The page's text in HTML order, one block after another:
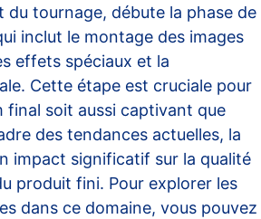
du tournage, débute la phase de
inclut le montage des images
effets spéciaux et la
Cette étape est cruciale pour
final soit aussi captivant que
des tendances actuelles, la
impact significatif sur la qualité
produit fini. Pour explorer les
dans ce domaine, vous pouvez